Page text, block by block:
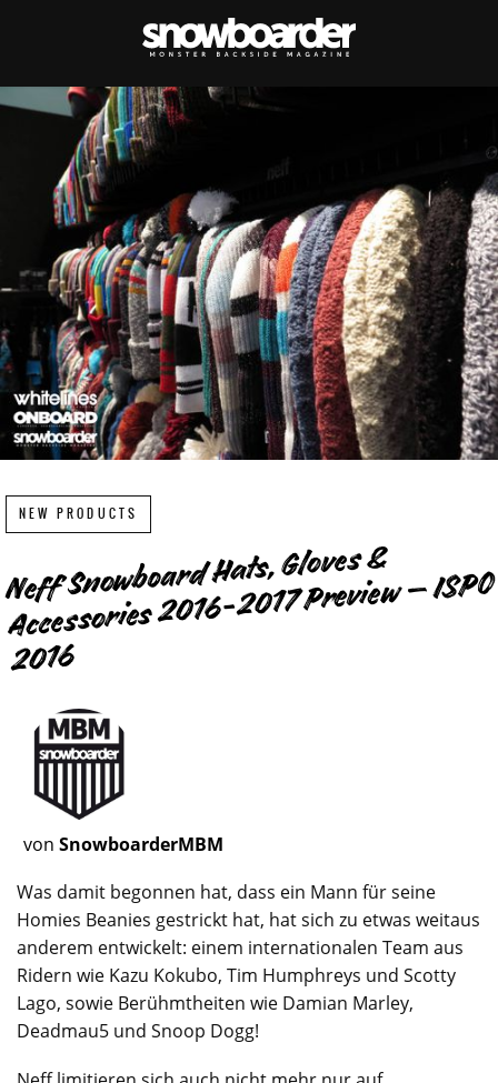
NEW PRODUCTS
Neff Snowboard Hats, Gloves &
Accessories 2016-2017 Preview – ISPO
2016
von SnowboarderMBM
Was damit begonnen hat, dass ein Mann für seine
Homies Beanies gestrickt hat, hat sich zu etwas weitaus
anderem entwickelt: einem internationalen Team aus
Ridern wie Kazu Kokubo, Tim Humphreys und Scotty
Lago, sowie Berühmtheiten wie Damian Marley,
Deadmau5 und Snoop Dogg!